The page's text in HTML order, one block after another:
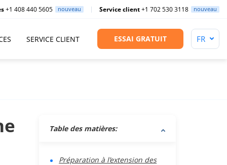
+1 408 440 5605 nouveau Service client+1 702 530 3118 nouveau
SERVICE CLIENT ESSAI GRATUIT
Table des matières:
Préparation à l’extension des